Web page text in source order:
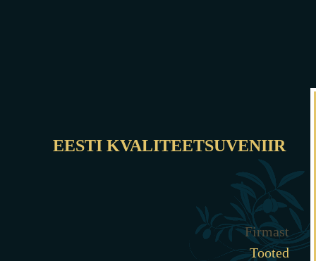
EESTI KVALITEETSUVENIIR
Firmast
Tooted